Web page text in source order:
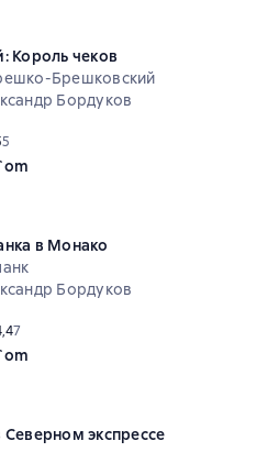
Король чеков
Брешковский
Бордуков
рейтинг 5 на основе 5 оценок
5
в Монако
Бордуков
рейтинг 4,4 на основе 7 оценок
7
Северном экспрессе